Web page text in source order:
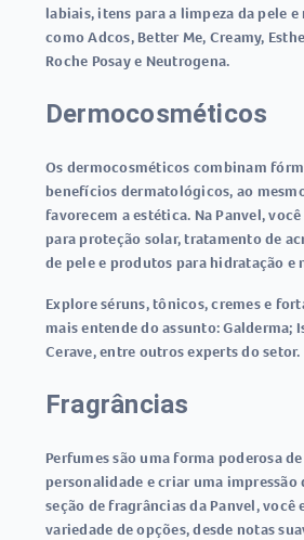
labiais, itens para a limpeza da pele e
como Adcos, Better Me, Creamy,
Roche Posay e Neutrogena.
Dermocosméticos
Os dermocosméticos combinam
benefícios dermatológicos, ao
favorecem a estética. Na Panvel,
para proteção solar, tratamento de
de pele e produtos para hidratação
Explore séruns, tônicos, cremes e
mais entende do assunto: Galderma;
Cerave, entre outros experts do setor.
Fragrâncias
Perfumes são uma forma poderosa
personalidade e criar uma impressão
seção de fragrâncias da Panvel, você
variedade de opções, desde notas